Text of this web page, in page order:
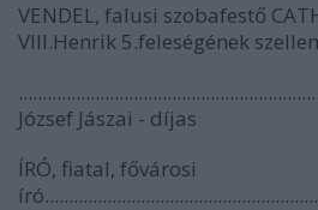
VENDEL, falusi szobafestő
VIII.Henrik 5.feleségének
József Jászai - díjas
ÍRÓ, fiatal, fővárosi